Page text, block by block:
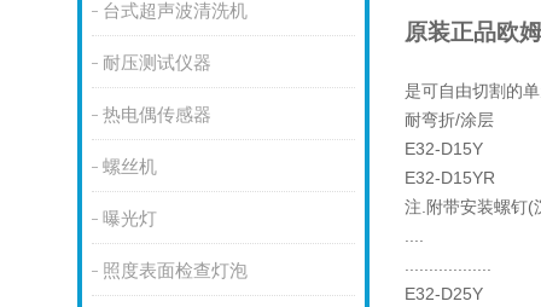
台式超声波清洗机
耐压测试仪器
热电偶传感器
螺丝机
曝光灯
照度表面检查灯泡
原装正品欧
是可自由切割的
耐弯折/涂层
E32-D15Y
E32-D15YR
注.附带安装螺钉(
E32-D25Y